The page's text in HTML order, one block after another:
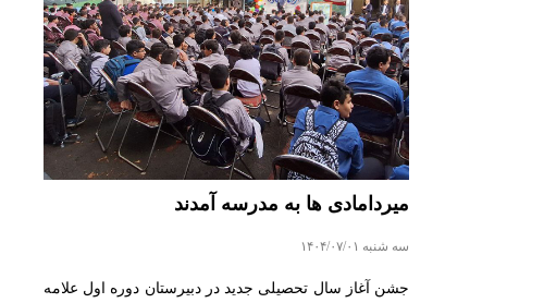
میردامادی ها به مدرسه آمدند
سه شنبه ۱۴۰۴/۰۷/۰۱
جشن آغاز سال تحصیلی جدید در دبیرستان دوره اول علامه